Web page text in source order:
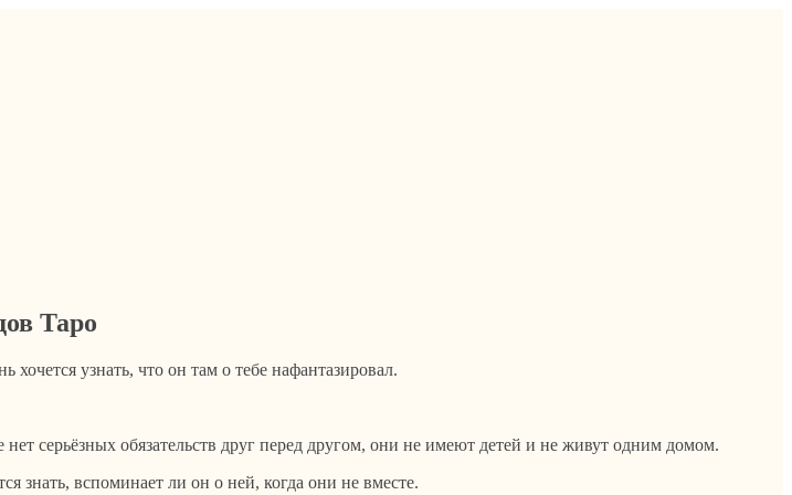
Таро
узнать, что он там о тебе нафантазировал.
серьёзных обязательств друг перед другом, они не имеют детей и не живут одним домом.
знать, вспоминает ли он о ней, когда они не вместе.